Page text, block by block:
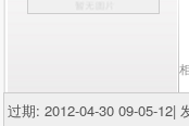
过期: 2012-04-30 09-05-12|